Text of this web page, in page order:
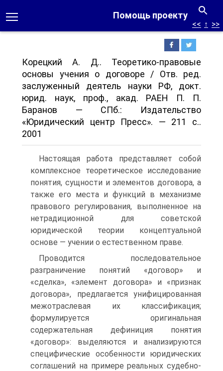
Помощь проекту
<< ↑ >>
Корецкий А. Д.. Теоретико-правовые
основы учения о договоре / Отв. ред.
заслуженный деятель науки РФ, докт.
юрид. наук, проф., акад. РАЕН П. П.
Баранов — СПб.: Издательство
«Юридический центр Пресс». — 211 с..
2001
Настоящая работа представляет собой
комплексное теоретическое исследование
понятия, сущности и элементов договора, а
также его места и функций в механизме
правового регулирования, выполненное на
нетрадиционной для советской
юридической теории концептуальной
основе — учении о естественном праве.
Проводится последовательное
разграничение понятий «договор» и
«сделка», «элемент договора» и «признак
договора», предлагается унифицированная
межотраслевая их классификация;
формулируется оригинальная
содержательная дефиниция понятия
«договор»: выделяются и анализируются
специфические особенности юридических
соглашений на примере реальных судебно-